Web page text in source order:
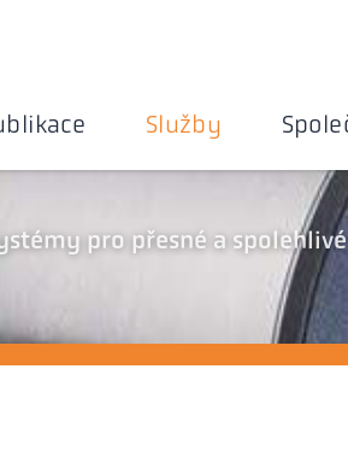
Služby
pro přesné a spolehlivé